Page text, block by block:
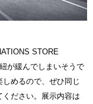
STORE
が緩んでしまいそうで
めるので、ぜひ同じ
ださい。展示内容は